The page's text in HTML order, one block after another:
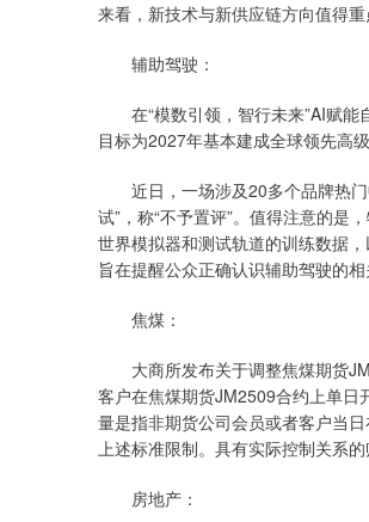
来看，新技术与新供应链方向值得
辅助驾驶：
在“模数引领，智行未来”AI赋能
目标为2027年基本建成全球领先高
近日，一场涉及20多个品牌热门
试”，称“不予置评”。值得注意的是
世界模拟器和测试轨道的训练数据
旨在提醒公众正确认识辅助驾驶的
焦煤：
大商所发布关于调整焦煤期货
客户在焦煤期货JM2509合约上单日
量是指非期货公司会员或者客户当
上述标准限制。具有实际控制关系的
房地产：